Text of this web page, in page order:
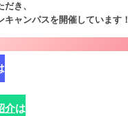
き、
ャンパスを開催しています！
介は